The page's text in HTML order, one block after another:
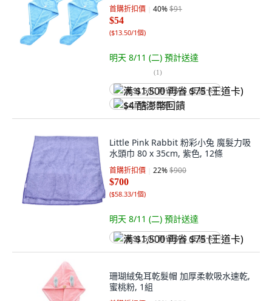
首購折扣價 40%$91
$54
($13.50/1個)
明天 8/11 (二) 預計送達
(1)
满 $1,500 再省 $75 (王道卡)
$4 酷澎幣回饋
Little Pink Rabbit 粉彩小兔 魔髮力吸
水頭巾 80 x 35cm, 紫色, 12條
首購折扣價 22%$900
$700
($58.33/1個)
明天 8/11 (二) 預計送達
满 $1,500 再省 $75 (王道卡)
珊瑚絨兔耳乾髮帽 加厚柔軟吸水速乾,
蜜桃粉, 1組